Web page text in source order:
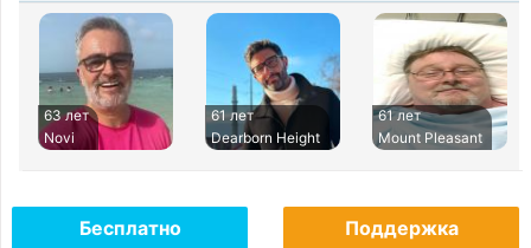
63 лет
Novi
61 лет
Dearborn Height
61 лет
Mount Pleasant
Бесплатно Поддержка